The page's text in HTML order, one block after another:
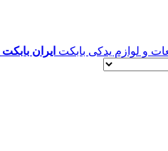
ایران